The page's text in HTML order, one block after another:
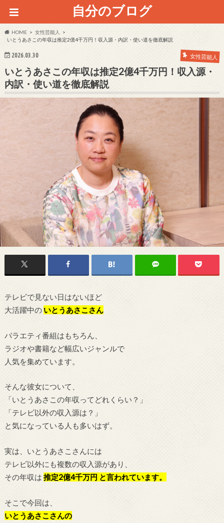
自分のブログ
HOME
女性芸能人
いとうあさこの年収は推定2億4千万円！収入源・内訳・使い道を徹底解説
2026.03.30 女性芸能人
いとうあさこの年収は推定2億4千万円！収入源・
内訳・使い道を徹底解説
テレビで見ない日はないほど
大活躍中の いとうあさこさん
バラエティ番組はもちろん、
ラジオや書籍など幅広いジャンルで
人気を集めています。
そんな彼女について、
「いとうあさこの年収ってどれくらい？」
「テレビ以外の収入源は？」
と気になっている人も多いはず。
実は、いとうあさこさんには
テレビ以外にも複数の収入源があり、
その年収は 推定2億4千万円 と言われています。
そこで今回は、
いとうあさこさんの